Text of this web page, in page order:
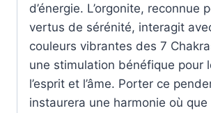
d’énergie. L’orgonite, reconnue
vertus de sérénité, interagit
couleurs vibrantes des 7
une stimulation bénéfique pour
l’esprit et l’âme. Porter ce
instaurera une harmonie où que